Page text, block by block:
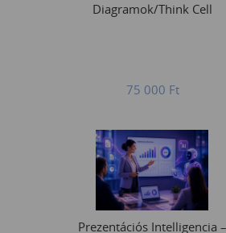
Diagramok/Think Cell
75 000 Ft
Prezentációs Intelligencia –